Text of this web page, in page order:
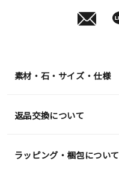
素材・石・サイズ・仕様
返品交換について
ラッピング・梱包について